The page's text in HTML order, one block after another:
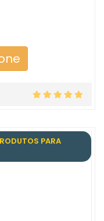
PARA